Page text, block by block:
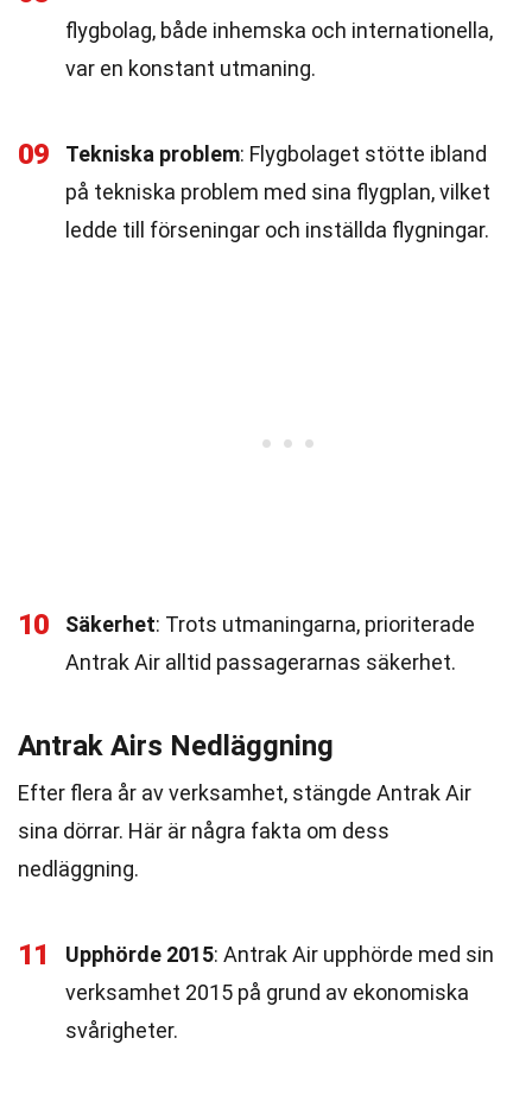
flygbolag, både inhemska och internationella,
var en konstant utmaning.
09 Tekniska problem: Flygbolaget stötte ibland
på tekniska problem med sina flygplan, vilket
ledde till förseningar och inställda flygningar.
10 Säkerhet: Trots utmaningarna, prioriterade
Antrak Air alltid passagerarnas säkerhet.
Antrak Airs Nedläggning
Efter flera år av verksamhet, stängde Antrak Air
sina dörrar. Här är några fakta om dess
nedläggning.
11 Upphörde 2015: Antrak Air upphörde med sin
verksamhet 2015 på grund av ekonomiska
svårigheter.